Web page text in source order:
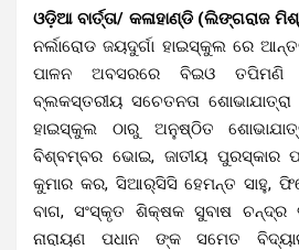
ଓଡ଼ିଆ ବାର୍ତ୍ତା/ କଳାହାଣ୍ଡି (ଲିଙ୍ଗରାଜ
ନର୍ଲାରୋଡ ଜୟଦୁର୍ଗା ହାଇସ୍କୁଲ ରେ
ପାଳନ ଅବସରରେ ବିଇଓ ତପିମଣି
ବ୍ଲକସ୍ତରୀୟ ସଚେତନତା
ହାଇସ୍କୁଲ ଠାରୁ ଅନୁଷ୍ଠିତ
ବିଶ୍ବମ୍ବର ଭୋଇ, ଜାତୀୟ ପୁରସ୍କାର
କୁମାର କର, ସିଆର୍‌ସିସି ହେମନ୍ତ ସାହୁ,
ବାଗ, ସଂସ୍କୃତ ଶିକ୍ଷକ ସୁବାଷ ଚନ୍ଦ୍ର
ନାରାୟଣ ପଧାନ ଙ୍କ ସମେତ